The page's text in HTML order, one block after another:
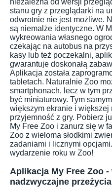
stanu gry z przeglądarki na
odwrotnie nie jest możliwe.
są niemalże identyczne. W
wykreowania własnego
czekając na autobus na
kasy lub też poczekalni,
gwarantuje doskonałą
Aplikacja została
tabletach. Naturalnie Zoo
smartphonach, lecz w tym
być miniaturowy. Tym
większym ekranie i większej
przyjemność z gry. Pobierz
My Free Zoo i zanurz się w
Zoo z wieloma słodkimi
zadaniami i licznymi
wydarzenie roku w Zoo!
Aplikacja My Free Zoo -
nadzwyczajne